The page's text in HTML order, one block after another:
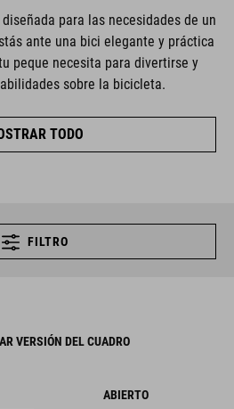
para las necesidades de un
ante una bici elegante y práctica
peque necesita para divertirse y
sobre la bicicleta.
TODO
FILTRO
VERSIÓN DEL CUADRO
ABIERTO